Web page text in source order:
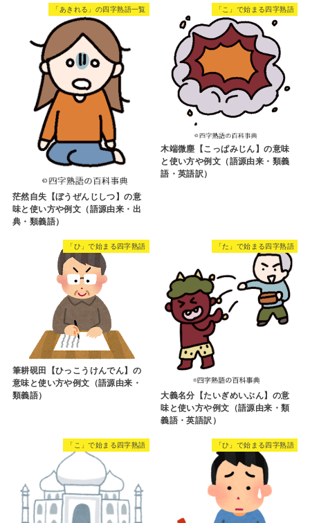
「あきれる」の四字熟語一覧
茫然自失【ぼうぜんじしつ】の意
味と使い方や例文（語源由来・出
典・類義語）
「こ」で始まる四字熟語
木端微塵【こっぱみじん】の意味
と使い方や例文（語源由来・類義
語・英語訳）
「ひ」で始まる四字熟語
筆耕硯田【ひっこうけんでん】の
意味と使い方や例文（語源由来・
類義語）
「た」で始まる四字熟語
大義名分【たいぎめいぶん】の意
味と使い方や例文（語源由来・類
義語・英語訳）
「こ」で始まる四字熟語 「ひ」で始まる四字熟語